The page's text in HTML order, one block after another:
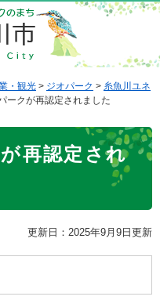
・観光 > ジオパーク > 糸魚川ユネ
ークが再認定されました
再認定され
更新日：2025年9月9日更新